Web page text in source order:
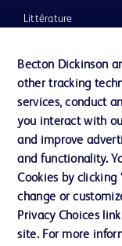
Littérature
Notre entreprise
Éthique et conformité
Assistance
Nous contacter
Préférences en
Becton Dickinson
other tracking
services, conduct
you interact with
and improve
and functionality.
Cookies by clicking
change or
Privacy Choices
site. For more